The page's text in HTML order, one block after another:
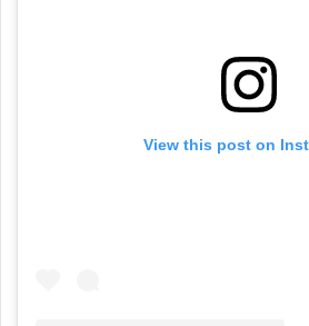
View this post on